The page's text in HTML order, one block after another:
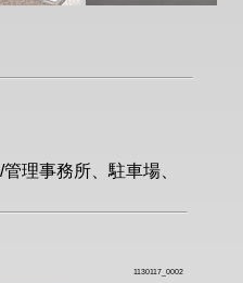
理事務所、駐車場、
1130117_0002